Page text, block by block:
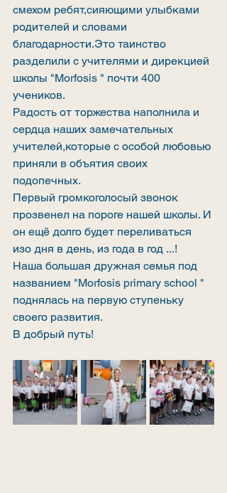
смехом ребят,сияющими улыбками
родителей и словами
благодарности.Это таинство
разделили с учителями и дирекцией
школы "Morfosis " почти 400
учеников.
Радость от торжества наполнила и
сердца наших замечательных
учителей,которые с особой любовью
приняли в объятия своих
подопечных.
Первый громкоголосый звонок
прозвенел на пороге нашей школы. И
он ещё долго будет переливаться
изо дня в день, из года в год ...!
Наша большая дружная семья под
названием "Morfosis primary school "
поднялась на первую ступеньку
своего развития.
В добрый путь!